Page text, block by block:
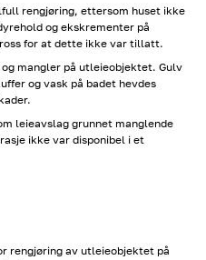
rengjøring, ettersom huset ikke
og ekskrementer på
for at dette ikke var tillatt.
mangler på utleieobjektet. Gulv
og vask på badet hevdes
leieavslag grunnet manglende
ikke var disponibel i et
av utleieobjektet på